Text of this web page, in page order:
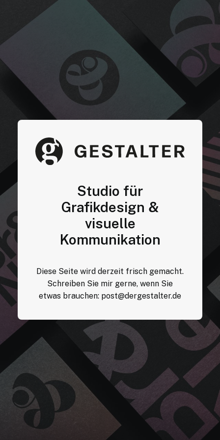
Studio für
Grafikdesign &
visuelle
Kommunikation
Diese Seite wird derzeit frisch gemacht.
Schreiben Sie mir gerne, wenn Sie
etwas brauchen: post@dergestalter.de